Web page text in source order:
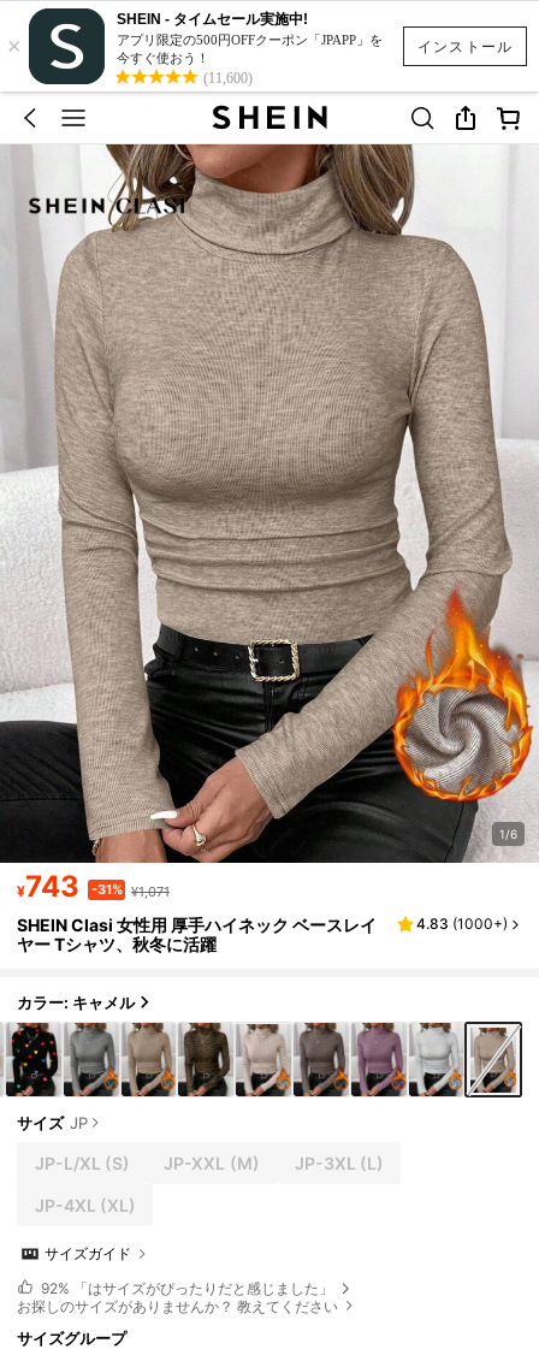
インストール
×
SHEIN - タイムセール実施中!
アプリ限定の500円OFFクーポン「JPAPP」を
今すぐ使おう！
(11,600)
1/6
¥743 -31% ¥1,071
SHEIN Clasi 女性用 厚手ハイネック ベースレイ
ヤー Tシャツ、秋冬に活躍
4.83 (1000+)
カラー: キャメル
サイズ JP
JP-L/XL (S) JP-XXL (M) JP-3XL (L)
JP-4XL (XL)
サイズガイド
92% 「はサイズがぴったりだと感じました」
お探しのサイズがありませんか？ 教えてください
サイズグループ